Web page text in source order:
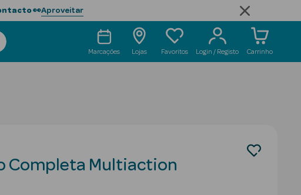
👀Aproveitar
Marcações Lojas Favoritos Login / Registo Carrinho
Completa Multiaction